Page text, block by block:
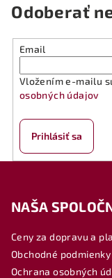
Odoberať
Email
Vložením e-mailu
osobných údajov
Prihlásiť sa
NAŠA
Ceny za dopravu a
Obchodné podmienky
Ochrana osobných